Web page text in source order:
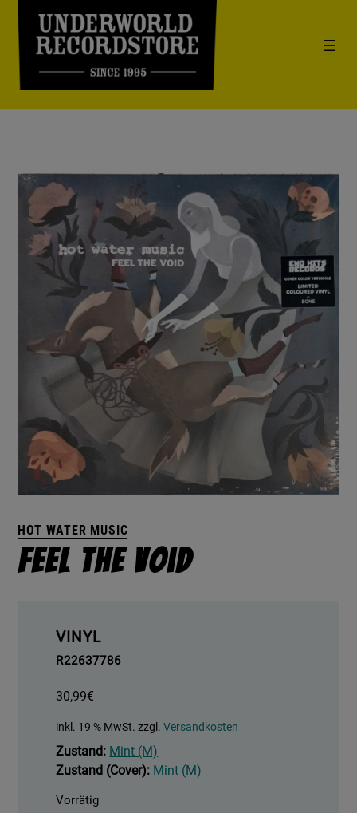
HOT WATER MUSIC
Feel The Void
VINYL
R22637786
30,99€
inkl. 19 % MwSt. zzgl.Versandkosten
Zustand: Mint (M)
Zustand (Cover): Mint (M)
Vorrätig